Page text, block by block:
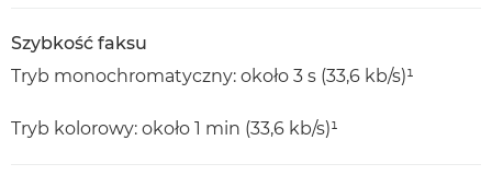
Szybkość faksu
Tryb monochromatyczny: około 3 s (33,6 kb/s)¹
Tryb kolorowy: około 1 min (33,6 kb/s)¹